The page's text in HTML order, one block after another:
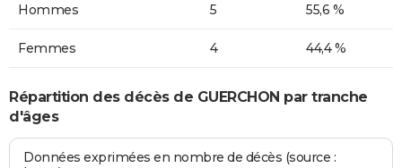
Hommes 5 55,6 %
Femmes 4 44,4 %
Répartition des décès de GUERCHON par tranche
d'âges
Données exprimées en nombre de décès (source :